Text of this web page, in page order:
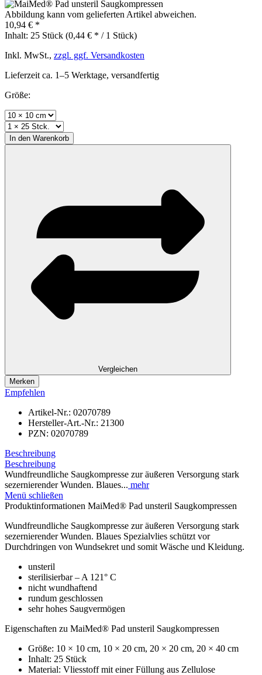
Abbildung kann vom gelieferten Artikel abweichen.
10,94 € *
Inhalt: 25 Stück (0,44 € * / 1 Stück)
Inkl. MwSt., zzgl. ggf. Versandkosten
Lieferzeit ca. 1–5 Werktage, versandfertig
Größe:
In den Warenkorb
Vergleichen
Merken
Empfehlen
Artikel-Nr.: 02070789
Hersteller-Art.-Nr.: 21300
PZN: 02070789
Beschreibung
Beschreibung
Wundfreundliche Saugkompresse zur äußeren Versorgung stark
sezernierender Wunden. Blaues... mehr
Menü schließen
Produktinformationen MaiMed® Pad unsteril Saugkompressen
Wundfreundliche Saugkompresse zur äußeren Versorgung stark
sezernierender Wunden. Blaues Spezialvlies schützt vor
Durchdringen von Wundsekret und somit Wäsche und Kleidung.
unsteril
sterilisierbar – A 121° C
nicht wundhaftend
rundum geschlossen
sehr hohes Saugvermögen
Eigenschaften zu MaiMed® Pad unsteril Saugkompressen
Größe: 10 × 10 cm, 10 × 20 cm, 20 × 20 cm, 20 × 40 cm
Inhalt: 25 Stück
Material: Vliesstoff mit einer Füllung aus Zellulose